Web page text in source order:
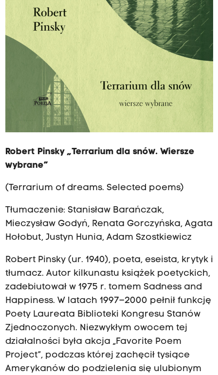
Robert Pinsky „Terrarium dla snów. Wiersze
wybrane”
(Terrarium of dreams. Selected poems)
Tłumaczenie: Stanisław Barańczak,
Mieczysław Godyń, Renata Gorczyńska, Agata
Hołobut, Justyn Hunia, Adam Szostkiewicz
Robert Pinsky (ur. 1940), poeta, eseista, krytyk i
tłumacz. Autor kilkunastu książek poetyckich,
zadebiutował w 1975 r. tomem Sadness and
Happiness. W latach 1997–2000 pełnił funkcję
Poety Laureata Biblioteki Kongresu Stanów
Zjednoczonych. Niezwykłym owocem tej
działalności była akcja „Favorite Poem
Project”, podczas której zachęcił tysiące
Amerykanów do podzielenia się ulubionym